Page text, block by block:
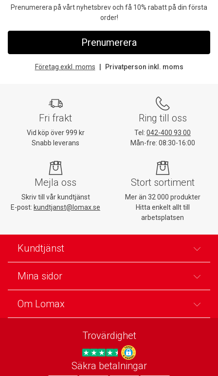
Prenumerera på vårt nyhetsbrev och få 10% rabatt på din första
order!
Prenumerera
Företag exkl. moms Privatperson inkl. moms
Fri frakt
Vid köp över 999 kr
Snabb leverans
Ring till oss
Tel: 042-400 93 00
Mån-fre: 08:30-16:00
Mejla oss
Skriv till vår kundtjänst
E-post: kundtjanst@lomax.se
Stort sortiment
Mer än 32 000 produkter
Hitta enkelt allt till
arbetsplatsen
Kundtjänst
Mina sidor
Om Lomax
Trovärdighet
Trygg E-handel
Säkra betalningar